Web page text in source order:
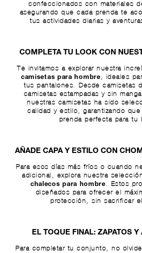
confeccionados con materiales
asegurando que cada prenda te
tus actividades diarias y
COMPLETA TU LOOK CON
Te invitamos a explorar nuestra
camisetas para hombre, ideales
tus pantalones. Desde camisetas
camisetas estampadas y sin
nuestras camisetas ha sido
calidad y estilo, garantizando
prenda perfecta para tu
AÑADE CAPA Y ESTILO CON
Para esos días más fríos o cuando
adicional, explora nuestra
chalecos para hombre. Estos
diseñados para ofrecer el
protección, sin sacrificar
EL TOQUE FINAL: ZAPATOS Y
Para completar tu conjunto, no